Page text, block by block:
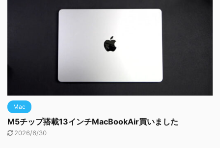
Mac
M5チップ搭載13インチMacBookAir買いました
2026/6/30